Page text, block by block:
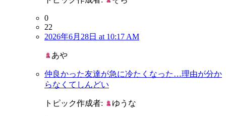
0
22
2026年6月28日 at 10:17 AM
あや
仲良かった友達が急に冷たくなった…理由が分か
らなくてしんどい
トピック作成者: ゆうな